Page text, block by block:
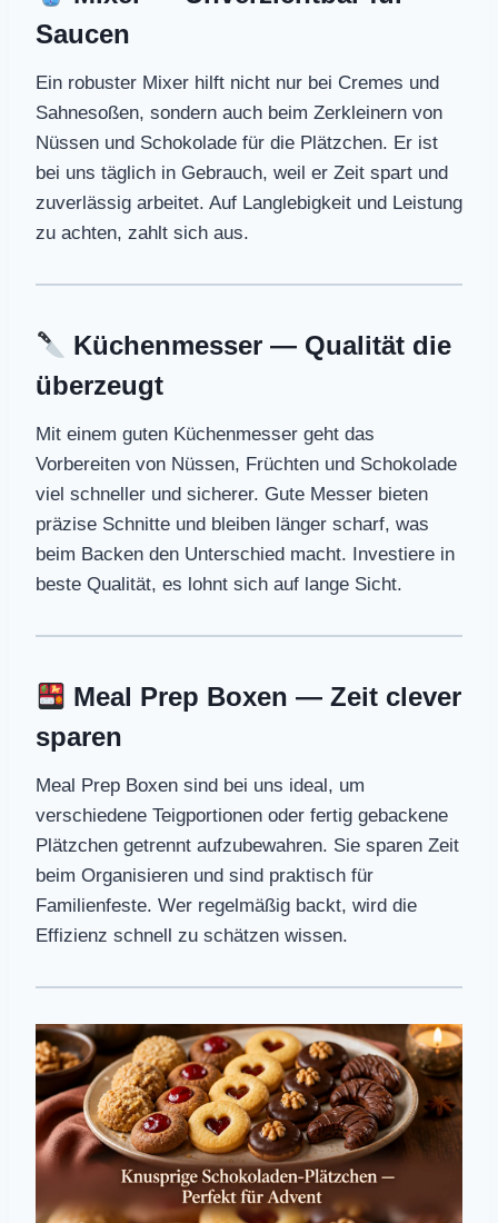
Saucen
Ein robuster Mixer hilft nicht nur bei Cremes und
Sahnesoßen, sondern auch beim Zerkleinern von
Nüssen und Schokolade für die Plätzchen. Er ist
bei uns täglich in Gebrauch, weil er Zeit spart und
zuverlässig arbeitet. Auf Langlebigkeit und Leistung
zu achten, zahlt sich aus.
Küchenmesser — Qualität die
überzeugt
Mit einem guten Küchenmesser geht das
Vorbereiten von Nüssen, Früchten und Schokolade
viel schneller und sicherer. Gute Messer bieten
präzise Schnitte und bleiben länger scharf, was
beim Backen den Unterschied macht. Investiere in
beste Qualität, es lohnt sich auf lange Sicht.
Meal Prep Boxen — Zeit clever
sparen
Meal Prep Boxen sind bei uns ideal, um
verschiedene Teigportionen oder fertig gebackene
Plätzchen getrennt aufzubewahren. Sie sparen Zeit
beim Organisieren und sind praktisch für
Familienfeste. Wer regelmäßig backt, wird die
Effizienz schnell zu schätzen wissen.